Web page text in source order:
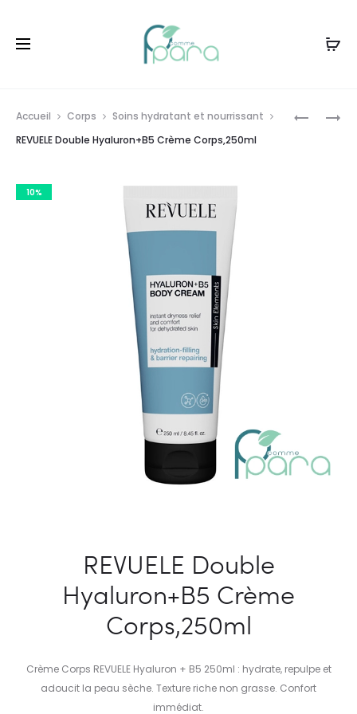
REVUELE
REVUELE
Accueil Corps
Soins hydratant et nourrissant
REVUELE Double Hyaluron+B5 Crème Corps,250ml
10%
REVUELE Double
Hyaluron+B5 Crème
Corps,250ml
Crème Corps REVUELE Hyaluron + B5 250ml : hydrate, repulpe et
adoucit la peau sèche. Texture riche non grasse. Confort
immédiat.